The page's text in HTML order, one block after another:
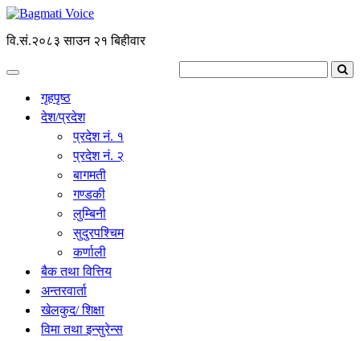
वि.सं.२०८३ साउन २१ बिहीवार
गृहपृष्ठ
देश/प्रदेश
प्रदेश नं. १
प्रदेश नं. २
बागमती
गण्डकी
लुम्बिनी
सुदुरपश्चिम
कर्णाली
बैक तथा वित्तिय
अन्तरवार्ता
खेलकुद/ शिक्षा
विमा तथा इन्सुरेन्स